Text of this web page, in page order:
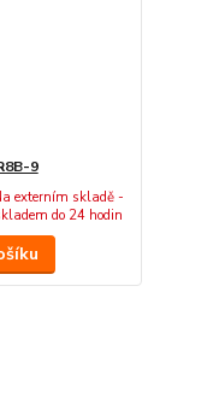
9
externím skladě -
do 24 hodin